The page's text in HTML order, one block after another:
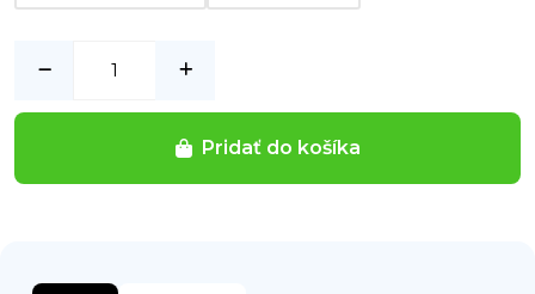
Pridať do košíka